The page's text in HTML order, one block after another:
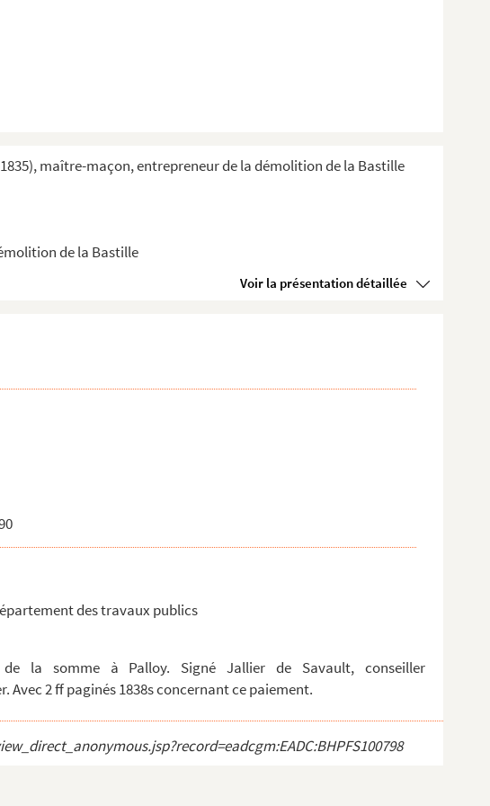
maître-maçon, entrepreneur de la démolition de la Bastille
de la Bastille
Voir la présentation détaillée
d...
Forc...
des travaux publics
la somme à Palloy. Signé Jallier de Savault, conseiller
Avec 2 ff paginés 1838s concernant ce paiement.